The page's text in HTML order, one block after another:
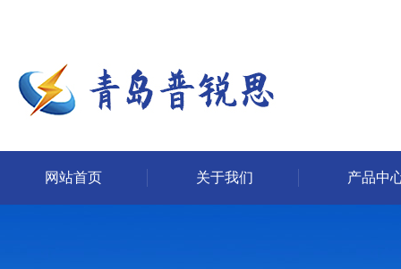
网站首页 关于我们 产品中